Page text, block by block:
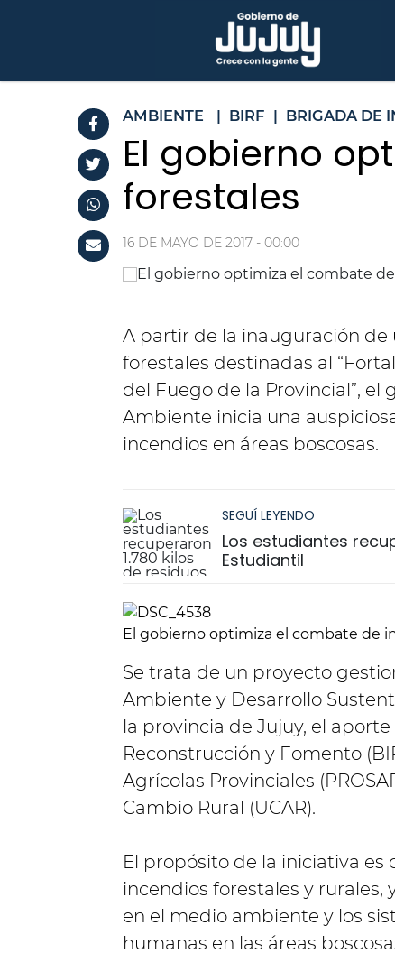
AMBIENTE | BIRF | BRIGADA DE
El gobierno
forestales
16 DE MAYO DE 2017 - 00:00
A partir de la inauguración de
forestales destinadas al
del Fuego de la Provincial”,
Ambiente inicia una
incendios en áreas boscosas.
SEGUÍ LEYENDO
Los estudiantes
Estudiantil
El gobierno optimiza el combate de
Se trata de un proyecto
Ambiente y Desarrollo
la provincia de Jujuy, el
Reconstrucción y Fomento
Agrícolas Provinciales
Cambio Rural (UCAR).
El propósito de la iniciativa
incendios forestales y
en el medio ambiente y los
humanas en las áreas